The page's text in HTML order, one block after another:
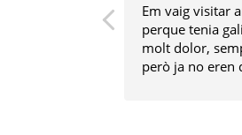
Em vaig visitar
perque tenia
molt dolor,
però ja no eren